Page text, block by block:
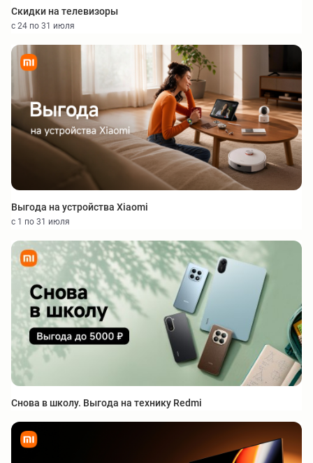
Скидки на телевизоры
с 24 по 31 июля
Выгода на устройства Xiaomi
с 1 по 31 июля
Снова в школу. Выгода на технику Redmi